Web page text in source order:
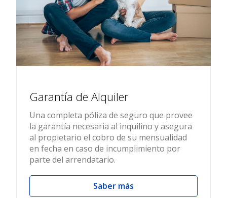
Garantía de Alquiler
Una completa póliza de seguro que provee
la garantía necesaria al inquilino y asegura
al propietario el cobro de su mensualidad
en fecha en caso de incumplimiento por
parte del arrendatario.
Saber más